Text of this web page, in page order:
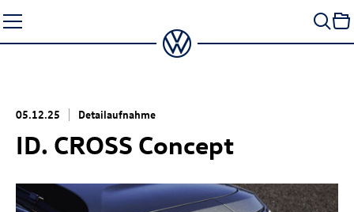
Seiteninhalt
springen
05.12.25 Detailaufnahme
ID. CROSS Concept